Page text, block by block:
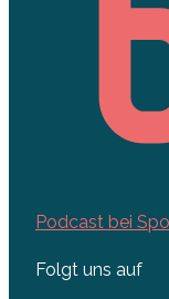
Podcast bei
Folgt uns auf